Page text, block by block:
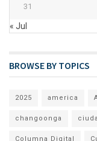
31
« Jul
BROWSE BY TOPICS
2025 america
changoonga
Columna Digital